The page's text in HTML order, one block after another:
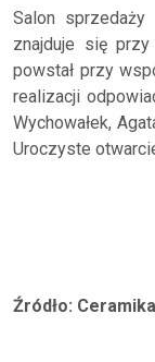
Salon
znajduje się
powstał przy
realizacji
Wychowałek,
Uroczyste
Źródło: